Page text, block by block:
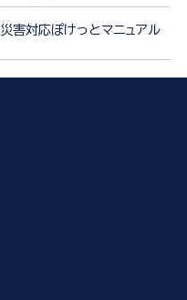
災害対応ぽけっとマニュアル